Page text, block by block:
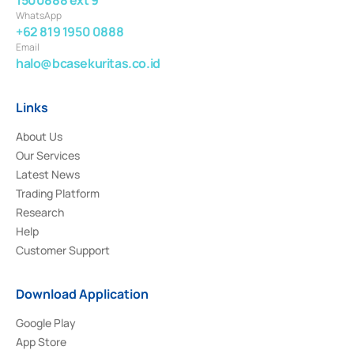
WhatsApp
+62 819 1950 0888
Email
halo@bcasekuritas.co.id
Links
About Us
Our Services
Latest News
Trading Platform
Research
Help
Customer Support
Download Application
Google Play
App Store